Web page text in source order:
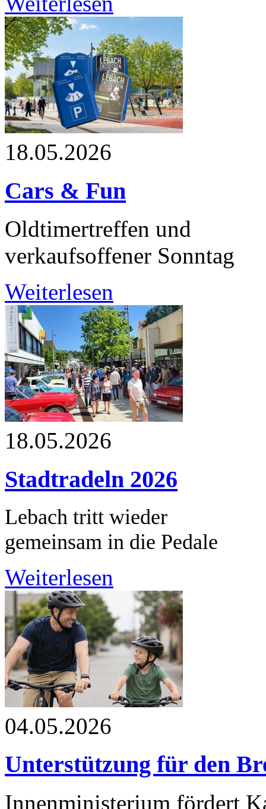
18.05.2026
Cars & Fun
Oldtimertreffen und
verkaufsoffener Sonntag
Weiterlesen
18.05.2026
Stadtradeln 2026
Lebach tritt wieder
gemeinsam in die Pedale
Weiterlesen
04.05.2026
Unterstützung für den
Innenministerium fördert